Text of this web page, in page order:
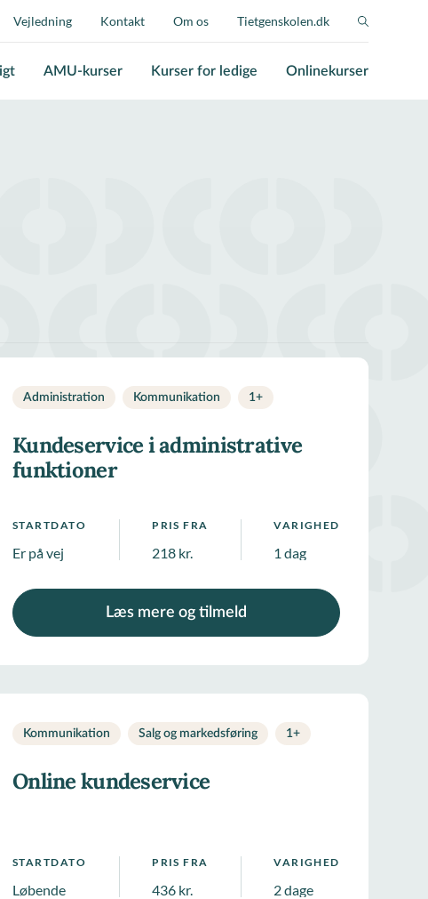
Vejledning Kontakt Om os Tietgenskolen.dk
AMU-kurser Kurser for ledige Onlinekurser
Administration Kommunikation 1+
Kundeservice i administrative
funktioner
STARTDATO
Er på vej
PRIS FRA
218 kr.
VARIGHED
1 dag
Læs mere og tilmeld
Kommunikation Salg og markedsføring 1+
Online kundeservice
STARTDATO
Løbende
PRIS FRA
436 kr.
VARIGHED
2 dage